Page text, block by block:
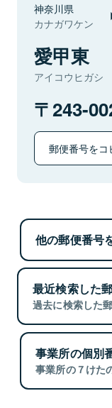
神奈川県
カナガワケン
愛甲東
アイコウヒガシ
243-
郵便番号をコ
他の郵便番号
最近検索した
過去に検索した
事業所の個別
事業所の７けた